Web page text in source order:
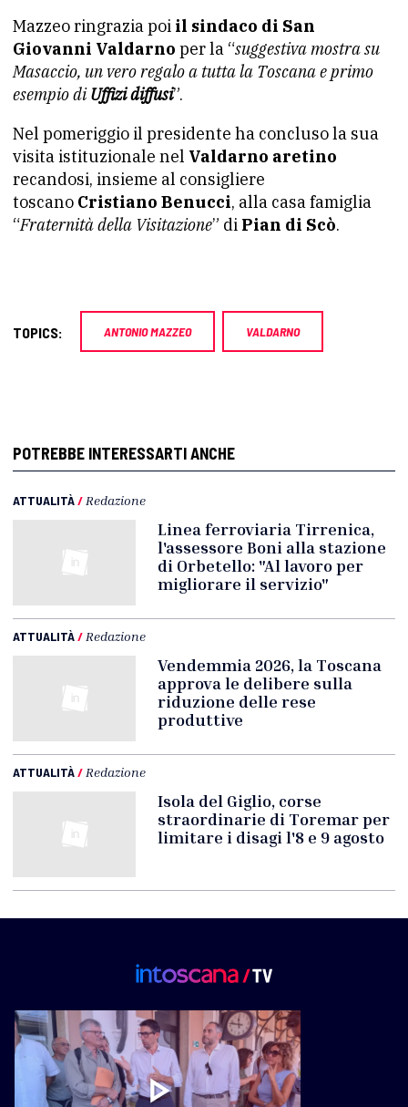
Mazzeo ringrazia poi il sindaco di San
Giovanni Valdarno per la “suggestiva mostra su
Masaccio, un vero regalo a tutta la Toscana e primo
esempio diUffizi diffusi”.
Nel pomeriggio il presidente ha concluso la sua
visita istituzionale nel Valdarno aretino
recandosi, insieme al consigliere
toscano Cristiano Benucci, alla casa famiglia
“Fraternità della Visitazione” di Pian di Scò.
TOPICS: ANTONIO MAZZEO VALDARNO
POTREBBE INTERESSARTI ANCHE
ATTUALITÀ/ Redazione
Linea ferroviaria Tirrenica,
l'assessore Boni alla stazione
di Orbetello: "Al lavoro per
migliorare il servizio"
ATTUALITÀ/ Redazione
Vendemmia 2026, la Toscana
approva le delibere sulla
riduzione delle rese
produttive
ATTUALITÀ/ Redazione
Isola del Giglio, corse
straordinarie di Toremar per
limitare i disagi l'8 e 9 agosto